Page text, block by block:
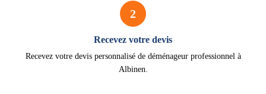
2
Recevez votre devis
Recevez votre devis personnalisé de déménageur professionnel à
Albinen.